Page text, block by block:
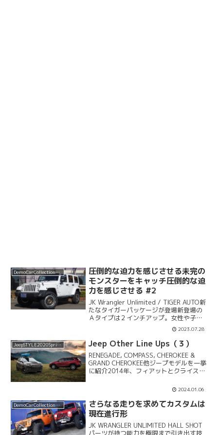
DemoCarCollection2017
圧倒的な迫力を感じさせる未完の
モンスターをキャッチ圧倒的な迫
力を感じさせる #2
JK Wrangler Unlimited / TIGER AUTO新
たなタイガーパッケージが登場新登場の
Ａタイプは２インチアップ。女性や子供
の乗降を考えた仕様だ。JK Wrangler
Unlimited / TIGER AUTO タイガ...2023.07.28
JeepSTYLE2020Spring Jeep Other Line Ups（３）
RENEGADE, COMPASS, CHEROKEE &
GRAND CHEROKEE他ジープモデルを一挙
に紹介2014年、フィアットとクライスラ
ー・オートモービルズ（FCA）」が誕
2024.01.06
DemoCarCollection2016
さらなる走りを求めてカスタムは
現在進行形
JK WRANGLER UNLIMITED HALL SHOT
パーツが持つ能力を極限まで引き出す技